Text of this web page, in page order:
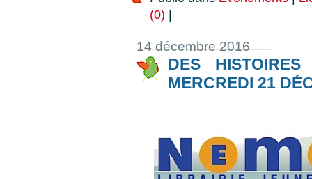
(0) |
14 décembre 2016
DES
MERCREDI 21